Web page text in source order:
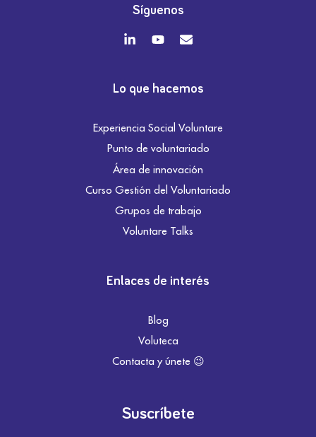
Síguenos
Lo que hacemos
Experiencia Social Voluntare
Punto de voluntariado
Área de innovación
Curso Gestión del Voluntariado
Grupos de trabajo
Voluntare Talks
Enlaces de interés
Blog
Voluteca
Contacta y únete 😉
Suscríbete